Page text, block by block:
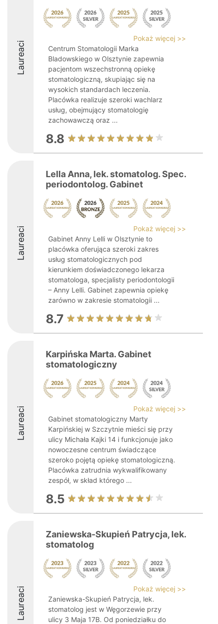
Laureaci
Pokaż więcej >>
Centrum Stomatologii Marka
Bladowskiego w Olsztynie zapewnia
pacjentom wszechstronną opiekę
stomatologiczną, skupiając się na
wysokich standardach leczenia.
Placówka realizuje szeroki wachlarz
usług, obejmujący stomatologię
zachowawczą oraz ...
8.8
Laureaci
Lella Anna, lek. stomatolog. Spec.
periodontolog. Gabinet
Pokaż więcej >>
Gabinet Anny Lelli w Olsztynie to
placówka oferująca szeroki zakres
usług stomatologicznych pod
kierunkiem doświadczonego lekarza
stomatologa, specjalisty periodontologii
– Anny Lelli. Gabinet zapewnia opiekę
zarówno w zakresie stomatologii ...
8.7
Laureaci
Karpińska Marta. Gabinet
stomatologiczny
Pokaż więcej >>
Gabinet stomatologiczny Marty
Karpińskiej w Szczytnie mieści się przy
ulicy Michała Kajki 14 i funkcjonuje jako
nowoczesne centrum świadczące
szeroko pojętą opiekę stomatologiczną.
Placówka zatrudnia wykwalifikowany
zespół, w skład którego ...
8.5
Laureaci
Zaniewska-Skupień Patrycja, lek.
stomatolog
Pokaż więcej >>
Zaniewska-Skupień Patrycja, lek.
stomatolog jest w Węgorzewie przy
ulicy 3 Maja 17B. Od poniedziałku do